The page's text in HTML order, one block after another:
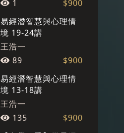
1
$900
易經潛智慧與心理情
境 19-24講
王浩一
89
$900
易經潛智慧與心理情
境 13-18講
王浩一
135
$900